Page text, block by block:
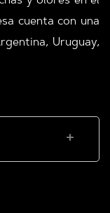
cuenta con una
Uruguay,